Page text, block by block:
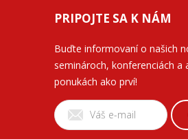
PRIPOJTE SA K NÁM
Buďte informovaní o našich
seminároch, konferenciách a
ponukách ako prví!